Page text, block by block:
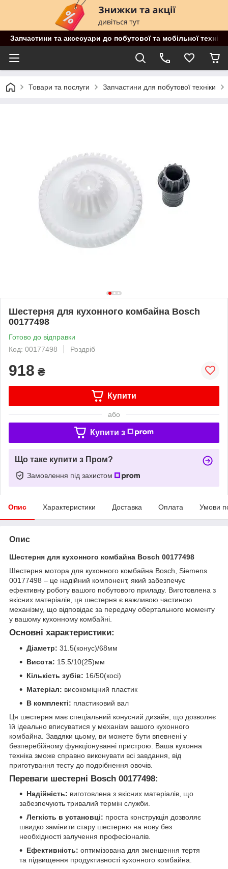
Запчастини та аксесуари до побутової та мобільної
Товари та послуги Запчастини для побутової техніки
Шестерня для кухонного комбайна Bosch
00177498
Готово до відправки
Код: 00177498
Роздріб
918 ₴
Купити
або
Купити з
Що таке купити з Пром?
Замовлення під захистом
Опис Характеристики Доставка Оплата Умови
Опис
Шестерня для кухонного комбайна Bosch 00177498
Шестерня мотора для кухонного комбайна Bosch, Siemens
00177498 – це надійний компонент, який забезпечує
ефективну роботу вашого побутового приладу. Виготовлена з
якісних матеріалів, ця шестерня є важливою частиною
механізму, що відповідає за передачу обертального моменту
у вашому кухонному комбайні.
Основні характеристики:
Діаметр: 31.5(конус)/68мм
Висота: 15.5/10(25)мм
Кількість зубів: 16/50(косі)
Матеріал: високоміцний пластик
В комплекті: пластиковий вал
Ця шестерня має спеціальний конусний дизайн, що дозволяє
їй ідеально вписуватися у механізм вашого кухонного
комбайна. Завдяки цьому, ви можете бути впевнені у
безперебійному функціонуванні пристрою. Ваша кухонна
техніка зможе справно виконувати всі завдання, від
приготування тесту до подрібнення овочів.
Переваги шестерні Bosch 00177498:
Надійність: виготовлена з якісних матеріалів, що
забезпечують тривалий термін служби.
Легкість в установці: проста конструкція дозволяє
швидко замінити стару шестерню на нову без
необхідності залучення професіоналів.
Ефективність: оптимізована для зменшення тертя
та підвищення продуктивності кухонного комбайна.